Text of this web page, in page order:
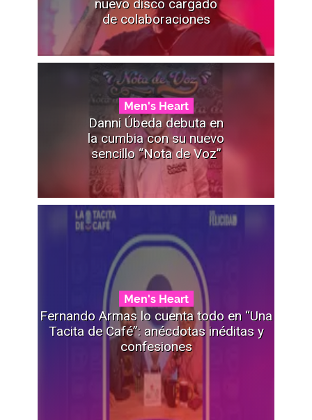
nuevo disco cargado
de colaboraciones
Men's Heart
Danni Úbeda debuta en
la cumbia con su nuevo
sencillo “Nota de Voz”
Men's Heart
Fernando Armas lo cuenta todo en “Una
Tacita de Café”: anécdotas inéditas y
confesiones